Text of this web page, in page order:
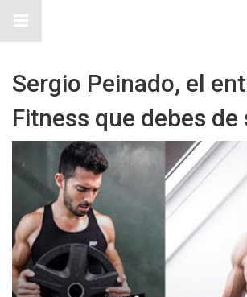
Sergio Peinado, el
Fitness que debes de